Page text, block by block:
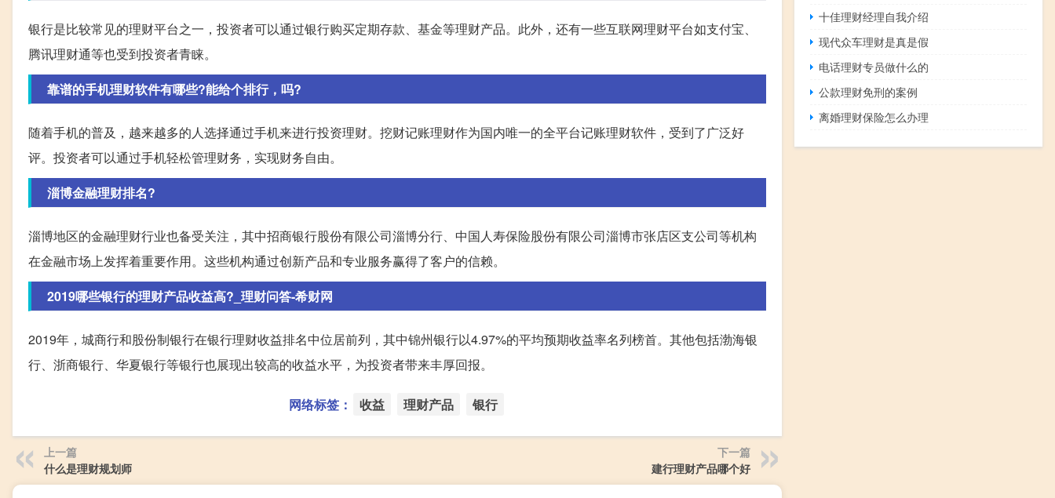
银行是比较常见的理财平台之一，投资者可以通过银行购买定期存款、基金等理财产品。此外，还有一些互联网理财平台如支付宝、
腾讯理财通等也受到投资者青睐。
靠谱的手机理财软件有哪些?能给个排行，吗?
随着手机的普及，越来越多的人选择通过手机来进行投资理财。挖财记账理财作为国内唯一的全平台记账理财软件，受到了广泛好
评。投资者可以通过手机轻松管理财务，实现财务自由。
淄博金融理财排名?
淄博地区的金融理财行业也备受关注，其中招商银行股份有限公司淄博分行、中国人寿保险股份有限公司淄博市张店区支公司等机构
在金融市场上发挥着重要作用。这些机构通过创新产品和专业服务赢得了客户的信赖。
2019哪些银行的理财产品收益高?_理财问答-希财网
2019年，城商行和股份制银行在银行理财收益排名中位居前列，其中锦州银行以4.97%的平均预期收益率名列榜首。其他包括渤海银
行、浙商银行、华夏银行等银行也展现出较高的收益水平，为投资者带来丰厚回报。
网络标签： 收益 理财产品 银行
上一篇
什么是理财规划师
下一篇
建行理财产品哪个好
十佳理财经理自我介绍
现代众车理财是真是假
电话理财专员做什么的
公款理财免刑的案例
离婚理财保险怎么办理